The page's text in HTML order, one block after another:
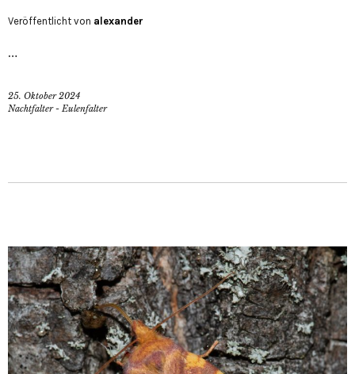
Veröffentlicht von alexander
…
25. Oktober 2024
Nachtfalter - Eulenfalter